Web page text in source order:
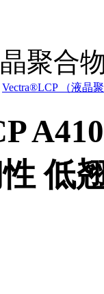
聚合
Vectra®LCP （液晶
低